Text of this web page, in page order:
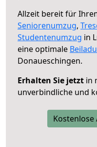
Allzeit bereit für
Seniorenumzug,
Studentenumzug in
eine optimale
Donaueschingen.
Erhalten Sie jetzt in
unverbindliche und